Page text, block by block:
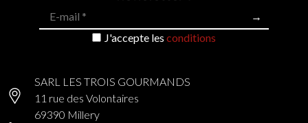
J'accepte les conditions
SARL LES TROIS GOURMANDS
11 rue des Volontaires
69390 Millery